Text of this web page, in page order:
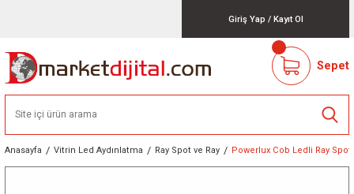
Giriş Yap / Kayıt Ol
Sepet
Anasayfa Vitrin Led Aydınlatma Ray Spot ve Ray Powerlux Cob Ledli Ray